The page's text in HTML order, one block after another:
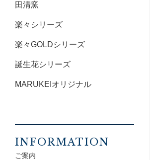
田清窯
楽々シリーズ
楽々GOLDシリーズ
誕生花シリーズ
MARUKEIオリジナル
INFORMATION
ご案内